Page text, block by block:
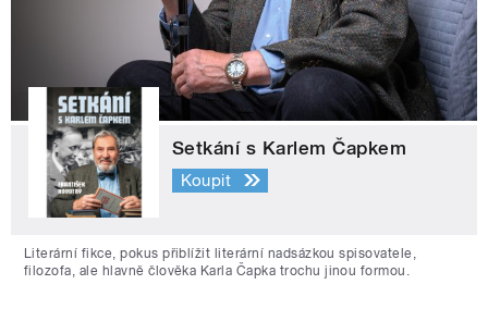
Setkání s Karlem Čapkem
Koupit
Literární fikce, pokus přiblížit literární nadsázkou spisovatele,
filozofa, ale hlavně člověka Karla Čapka trochu jinou formou.